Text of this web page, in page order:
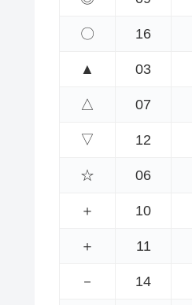
〇 16
▲ 03
△ 07
▽ 12
☆ 06
＋ 10
＋ 11
－ 14